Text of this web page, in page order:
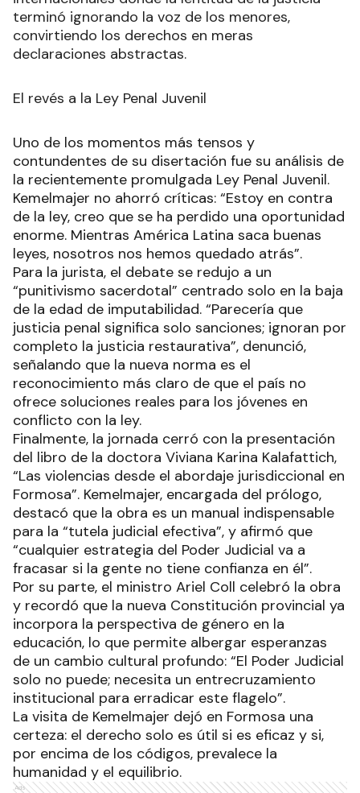
terminó ignorando la voz de los menores,
convirtiendo los derechos en meras
declaraciones abstractas.
El revés a la Ley Penal Juvenil
Uno de los momentos más tensos y
contundentes de su disertación fue su análisis de
la recientemente promulgada Ley Penal Juvenil.
Kemelmajer no ahorró críticas: “Estoy en contra
de la ley, creo que se ha perdido una oportunidad
enorme. Mientras América Latina saca buenas
leyes, nosotros nos hemos quedado atrás”.
Para la jurista, el debate se redujo a un
“punitivismo sacerdotal” centrado solo en la baja
de la edad de imputabilidad. “Parecería que
justicia penal significa solo sanciones; ignoran por
completo la justicia restaurativa”, denunció,
señalando que la nueva norma es el
reconocimiento más claro de que el país no
ofrece soluciones reales para los jóvenes en
conflicto con la ley.
Finalmente, la jornada cerró con la presentación
del libro de la doctora Viviana Karina Kalafattich,
“Las violencias desde el abordaje jurisdiccional en
Formosa”. Kemelmajer, encargada del prólogo,
destacó que la obra es un manual indispensable
para la “tutela judicial efectiva”, y afirmó que
“cualquier estrategia del Poder Judicial va a
fracasar si la gente no tiene confianza en él”.
Por su parte, el ministro Ariel Coll celebró la obra
y recordó que la nueva Constitución provincial ya
incorpora la perspectiva de género en la
educación, lo que permite albergar esperanzas
de un cambio cultural profundo: “El Poder Judicial
solo no puede; necesita un entrecruzamiento
institucional para erradicar este flagelo”.
La visita de Kemelmajer dejó en Formosa una
certeza: el derecho solo es útil si es eficaz y si,
por encima de los códigos, prevalece la
humanidad y el equilibrio.
Ads